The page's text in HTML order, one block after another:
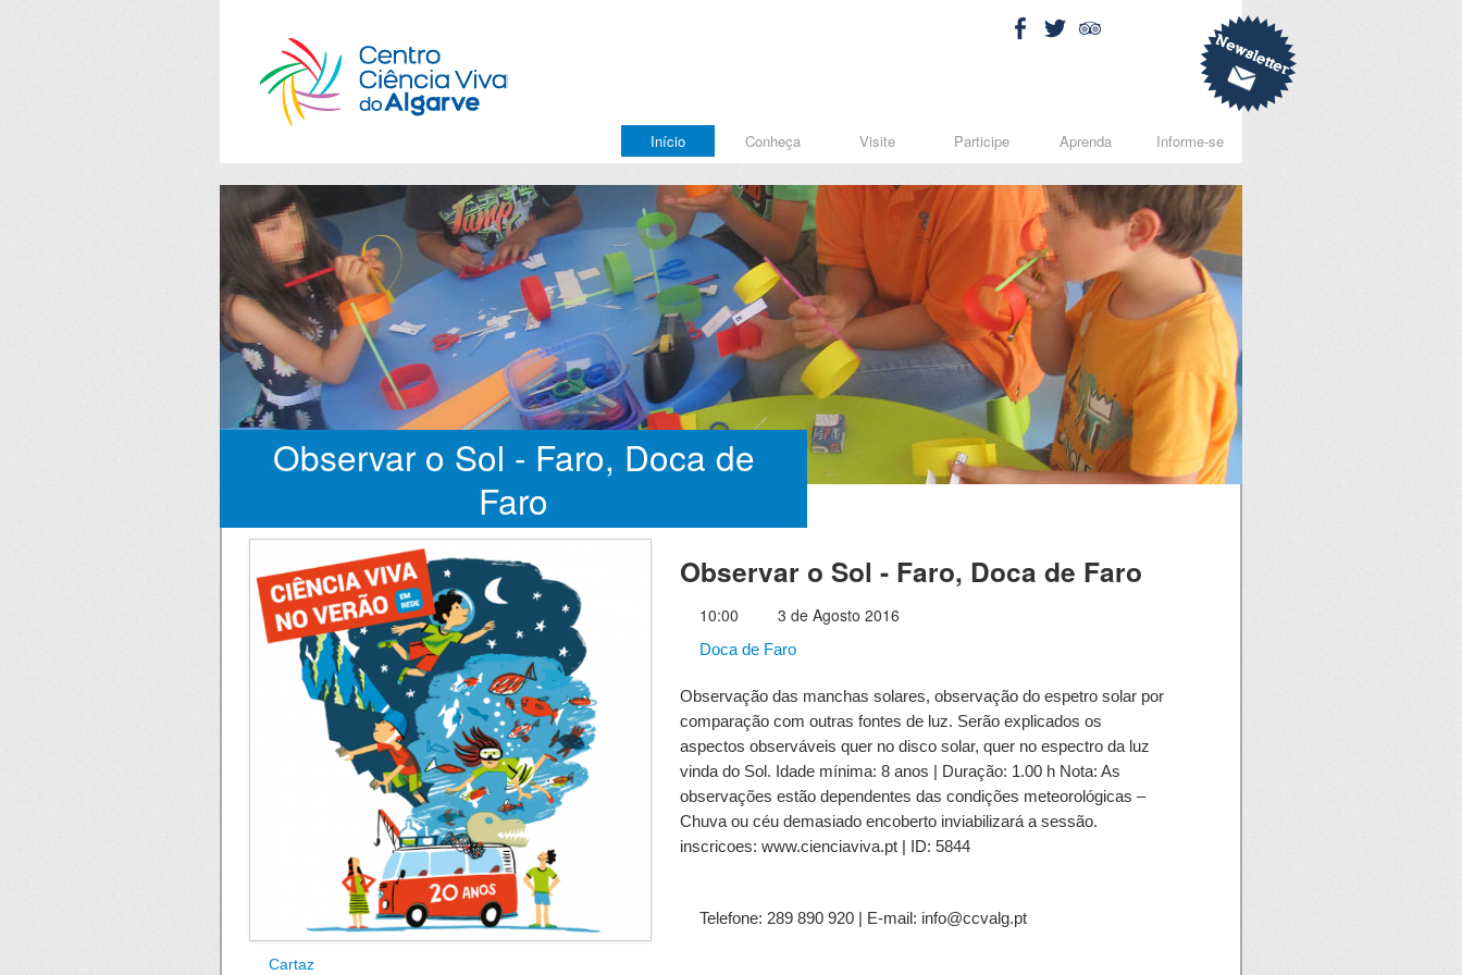
Início Conheça Visite Participe Aprenda Informe-se
Observar o Sol - Faro, Doca de
Faro
Cartaz
Observar o Sol - Faro, Doca de Faro
10:00 3 de Agosto 2016
Doca de Faro
Observação das manchas solares, observação do espetro solar por
comparação com outras fontes de luz. Serão explicados os
aspectos observáveis quer no disco solar, quer no espectro da luz
vinda do Sol. Idade mínima: 8 anos | Duração: 1.00 h Nota: As
observações estão dependentes das condições meteorológicas –
Chuva ou céu demasiado encoberto inviabilizará a sessão.
inscricoes: www.cienciaviva.pt | ID: 5844
Telefone: 289 890 920 | E-mail: info@ccvalg.pt